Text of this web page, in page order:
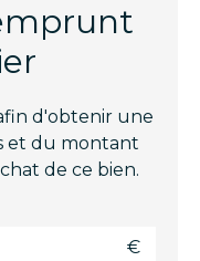
d'obtenir une
et du montant
de ce bien.
€